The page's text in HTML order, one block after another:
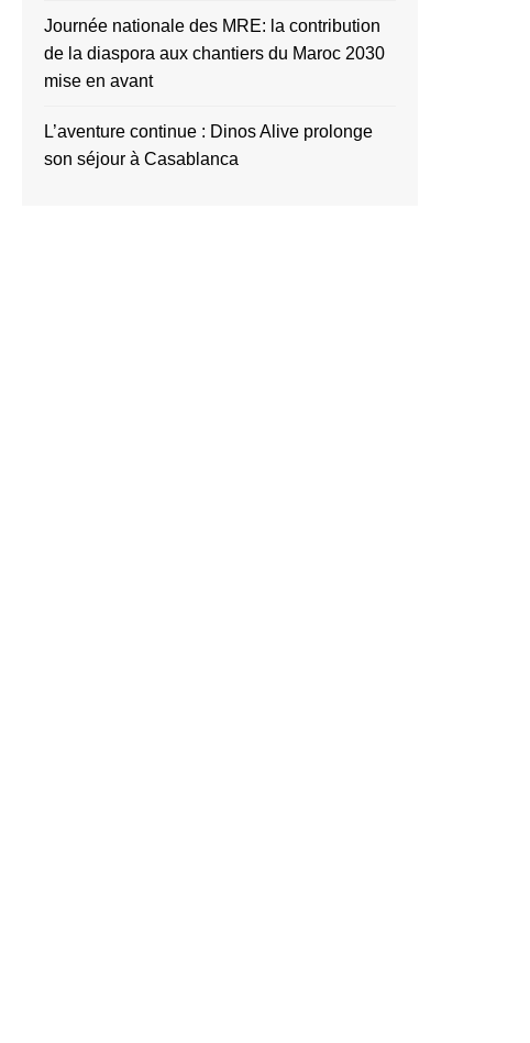
Journée nationale des MRE: la contribution
de la diaspora aux chantiers du Maroc 2030
mise en avant
L’aventure continue : Dinos Alive prolonge
son séjour à Casablanca